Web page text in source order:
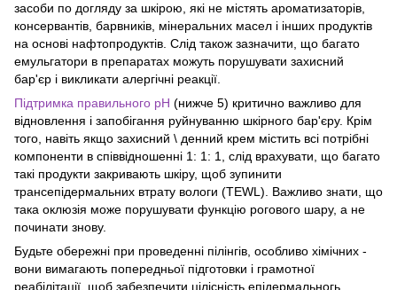
засоби по догляду за шкірою, які не містять ароматизаторів,
консервантів, барвників, мінеральних масел і інших продуктів
на основі нафтопродуктів. Слід також зазначити, що багато
емульгатори в препаратах можуть порушувати захисний
бар'єр і викликати алергічні реакції.
Підтримка правильного рН (нижче 5) критично важливо для
відновлення і запобігання руйнуванню шкірного бар'єру. Крім
того, навіть якщо захисний \ денний крем містить всі потрібні
компоненти в співвідношенні 1: 1: 1, слід врахувати, що багато
такі продукти закривають шкіру, щоб зупинити
трансепідермальних втрату вологи (TEWL). Важливо знати, що
така оклюзія може порушувати функцію рогового шару, а не
починати знову.
Будьте обережні при проведенні пілінгів, особливо хімічних -
вони вимагають попередньої підготовки і грамотної
реабілітації, щоб забезпечити цілісність епідермальногь